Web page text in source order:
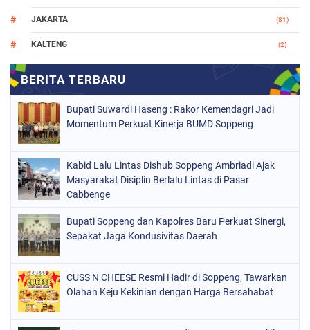
JAKARTA (81)
KALTENG (2)
(147)
NASIONAL (1021)
ORGANISASI
PERISTIWA
POLITIK (220)
POLRI
SOPPENG (1889)
SULSEL
Bupati Suwardi Haseng : Rakor Kemendagri Jadi
Momentum Perkuat Kinerja BUMD Soppeng
Kabid Lalu Lintas Dishub Soppeng Ambriadi Ajak
Masyarakat Disiplin Berlalu Lintas di Pasar
Cabbenge
Bupati Soppeng dan Kapolres Baru Perkuat Sinergi,
Sepakat Jaga Kondusivitas Daerah
CUSS N CHEESE Resmi Hadir di Soppeng, Tawarkan
Olahan Keju Kekinian dengan Harga Bersahabat